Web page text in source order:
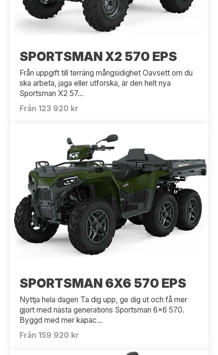
SPORTSMAN X2 570 EPS
Från uppgift till terräng mångsidighet Oavsett om du
ska arbeta, jaga eller utforska, är den helt nya
Sportsman X2 57...
Från 123 920 kr
SPORTSMAN 6X6 570 EPS
Nyttja hela dagen Ta dig upp, ge dig ut och få mer
gjort med nästa generations Sportsman 6x6 570.
Byggd med mer kapac...
Från 159 920 kr